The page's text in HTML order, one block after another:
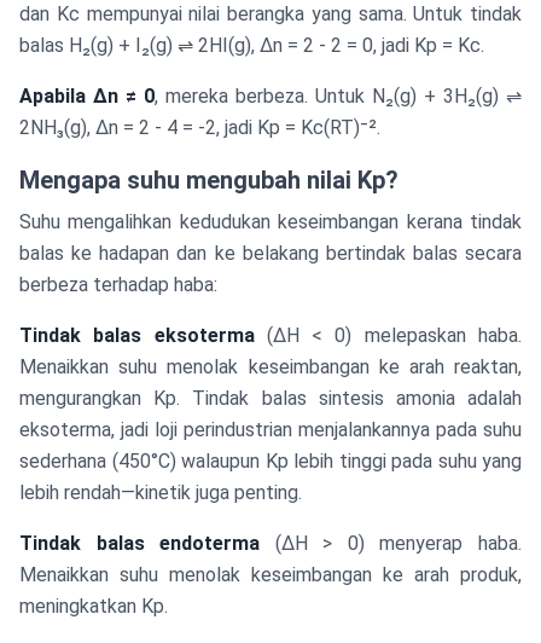
dan Kc mempunyai nilai berangka yang sama. Untuk tindak
balas H₂(g) + I₂(g) ⇌ 2HI(g), Δn = 2 - 2 = 0, jadi Kp = Kc.
Apabila Δn ≠ 0, mereka berbeza. Untuk N₂(g) + 3H₂(g) ⇌
2NH₃(g), Δn = 2 - 4 = -2, jadi Kp = Kc(RT)⁻².
Mengapa suhu mengubah nilai Kp?
Suhu mengalihkan kedudukan keseimbangan kerana tindak
balas ke hadapan dan ke belakang bertindak balas secara
berbeza terhadap haba:
Tindak balas eksoterma(ΔH < 0) melepaskan haba.
Menaikkan suhu menolak keseimbangan ke arah reaktan,
mengurangkan Kp. Tindak balas sintesis amonia adalah
eksoterma, jadi loji perindustrian menjalankannya pada suhu
sederhana (450°C) walaupun Kp lebih tinggi pada suhu yang
lebih rendah—kinetik juga penting.
Tindak balas endoterma (ΔH > 0) menyerap haba.
Menaikkan suhu menolak keseimbangan ke arah produk,
meningkatkan Kp.